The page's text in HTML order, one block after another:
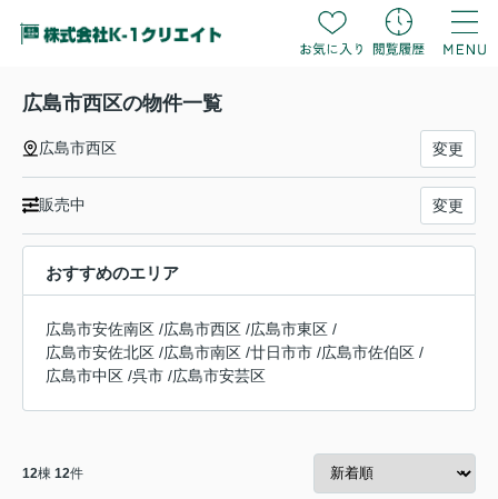
広島市西区の物件一覧
広島市西区 変更
販売中 変更
おすすめのエリア
広島市安佐南区 /広島市西区 /広島市東区 /
広島市安佐北区 /広島市南区 /廿日市市 /広島市佐伯区 /
広島市中区 /呉市 /広島市安芸区
12棟 12件